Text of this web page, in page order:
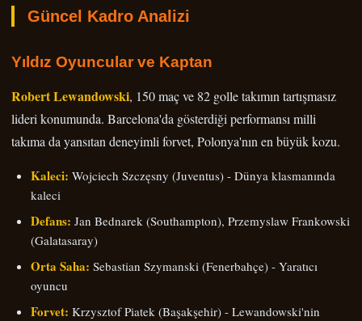
Güncel Kadro Analizi
Yıldız Oyuncular ve Kaptan
Robert Lewandowski, 150 maç ve 82 golle takımın tartışmasız
lideri konumunda. Barcelona'da gösterdiği performansı milli
takıma da yansıtan deneyimli forvet, Polonya'nın en büyük kozu.
Kaleci: Wojciech Szczęsny (Juventus) - Dünya klasmanında
kaleci
Defans: Jan Bednarek (Southampton), Przemyslaw Frankowski
(Galatasaray)
Orta Saha: Sebastian Szymanski (Fenerbahçe) - Yaratıcı
oyuncu
Forvet: Krzysztof Piatek (Başakşehir) - Lewandowski'nin